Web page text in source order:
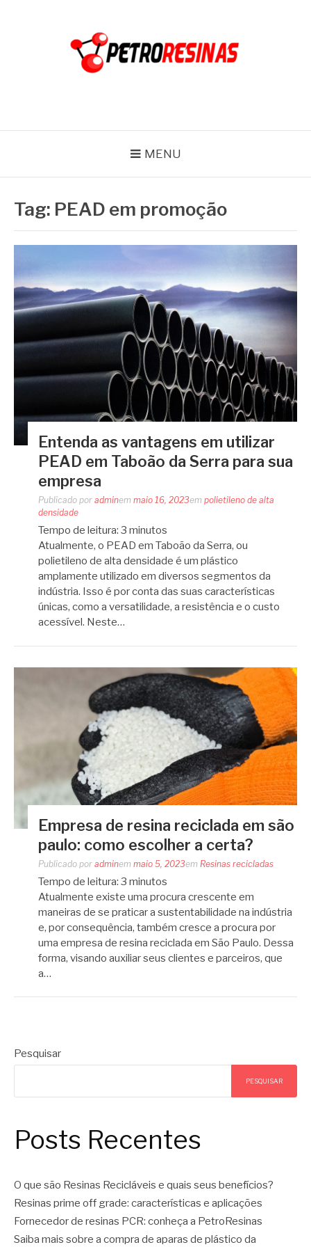
MENU
Tag: PEAD em promoção
Entenda as vantagens em utilizar
PEAD em Taboão da Serra para sua
empresa
Publicado por adminem maio 16, 2023em polietileno de alta
densidade
Tempo de leitura: 3 minutos
Atualmente, o PEAD em Taboão da Serra, ou
polietileno de alta densidade é um plástico
amplamente utilizado em diversos segmentos da
indústria. Isso é por conta das suas características
únicas, como a versatilidade, a resistência e o custo
acessível. Neste…
Empresa de resina reciclada em são
paulo: como escolher a certa?
Publicado por adminem maio 5, 2023em Resinas recicladas
Tempo de leitura: 3 minutos
Atualmente existe uma procura crescente em
maneiras de se praticar a sustentabilidade na indústria
e, por consequência, também cresce a procura por
uma empresa de resina reciclada em São Paulo. Dessa
forma, visando auxiliar seus clientes e parceiros, que
a…
Pesquisar
PESQUISAR
Posts Recentes
O que são Resinas Recicláveis e quais seus benefícios?
Resinas prime off grade: características e aplicações
Fornecedor de resinas PCR: conheça a PetroResinas
Saiba mais sobre a compra de aparas de plástico da